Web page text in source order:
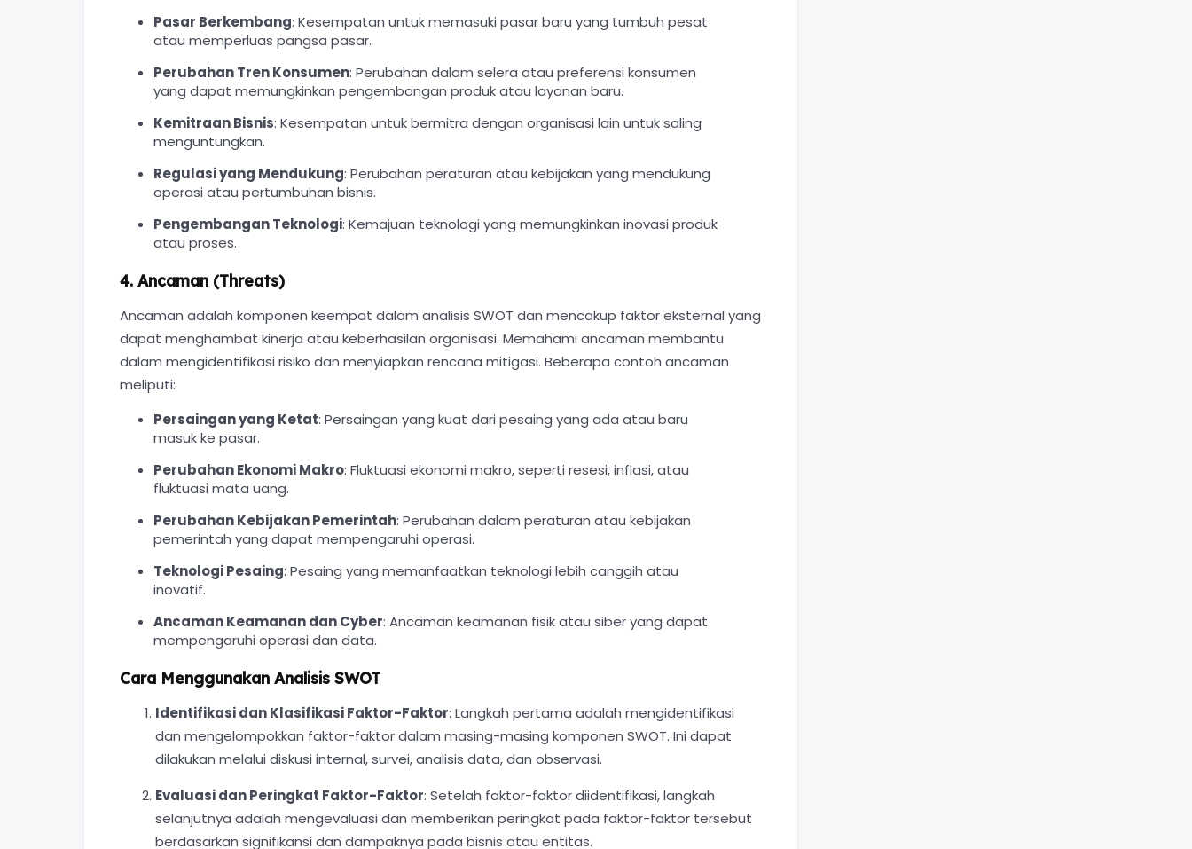
Pasar Berkembang: Kesempatan untuk memasuki pasar baru yang tumbuh pesat
atau memperluas pangsa pasar.
Perubahan Tren Konsumen: Perubahan dalam selera atau preferensi konsumen
yang dapat memungkinkan pengembangan produk atau layanan baru.
Kemitraan Bisnis: Kesempatan untuk bermitra dengan organisasi lain untuk saling
menguntungkan.
Regulasi yang Mendukung: Perubahan peraturan atau kebijakan yang mendukung
operasi atau pertumbuhan bisnis.
Pengembangan Teknologi: Kemajuan teknologi yang memungkinkan inovasi produk
atau proses.
4. Ancaman (Threats)
Ancaman adalah komponen keempat dalam analisis SWOT dan mencakup faktor eksternal yang
dapat menghambat kinerja atau keberhasilan organisasi. Memahami ancaman membantu
dalam mengidentifikasi risiko dan menyiapkan rencana mitigasi. Beberapa contoh ancaman
meliputi:
Persaingan yang Ketat: Persaingan yang kuat dari pesaing yang ada atau baru
masuk ke pasar.
Perubahan Ekonomi Makro: Fluktuasi ekonomi makro, seperti resesi, inflasi, atau
fluktuasi mata uang.
Perubahan Kebijakan Pemerintah: Perubahan dalam peraturan atau kebijakan
pemerintah yang dapat mempengaruhi operasi.
Teknologi Pesaing: Pesaing yang memanfaatkan teknologi lebih canggih atau
inovatif.
Ancaman Keamanan dan Cyber: Ancaman keamanan fisik atau siber yang dapat
mempengaruhi operasi dan data.
Cara Menggunakan Analisis SWOT
Identifikasi dan Klasifikasi Faktor-Faktor: Langkah pertama adalah mengidentifikasi
dan mengelompokkan faktor-faktor dalam masing-masing komponen SWOT. Ini dapat
dilakukan melalui diskusi internal, survei, analisis data, dan observasi.
Evaluasi dan Peringkat Faktor-Faktor: Setelah faktor-faktor diidentifikasi, langkah
selanjutnya adalah mengevaluasi dan memberikan peringkat pada faktor-faktor tersebut
berdasarkan signifikansi dan dampaknya pada bisnis atau entitas.